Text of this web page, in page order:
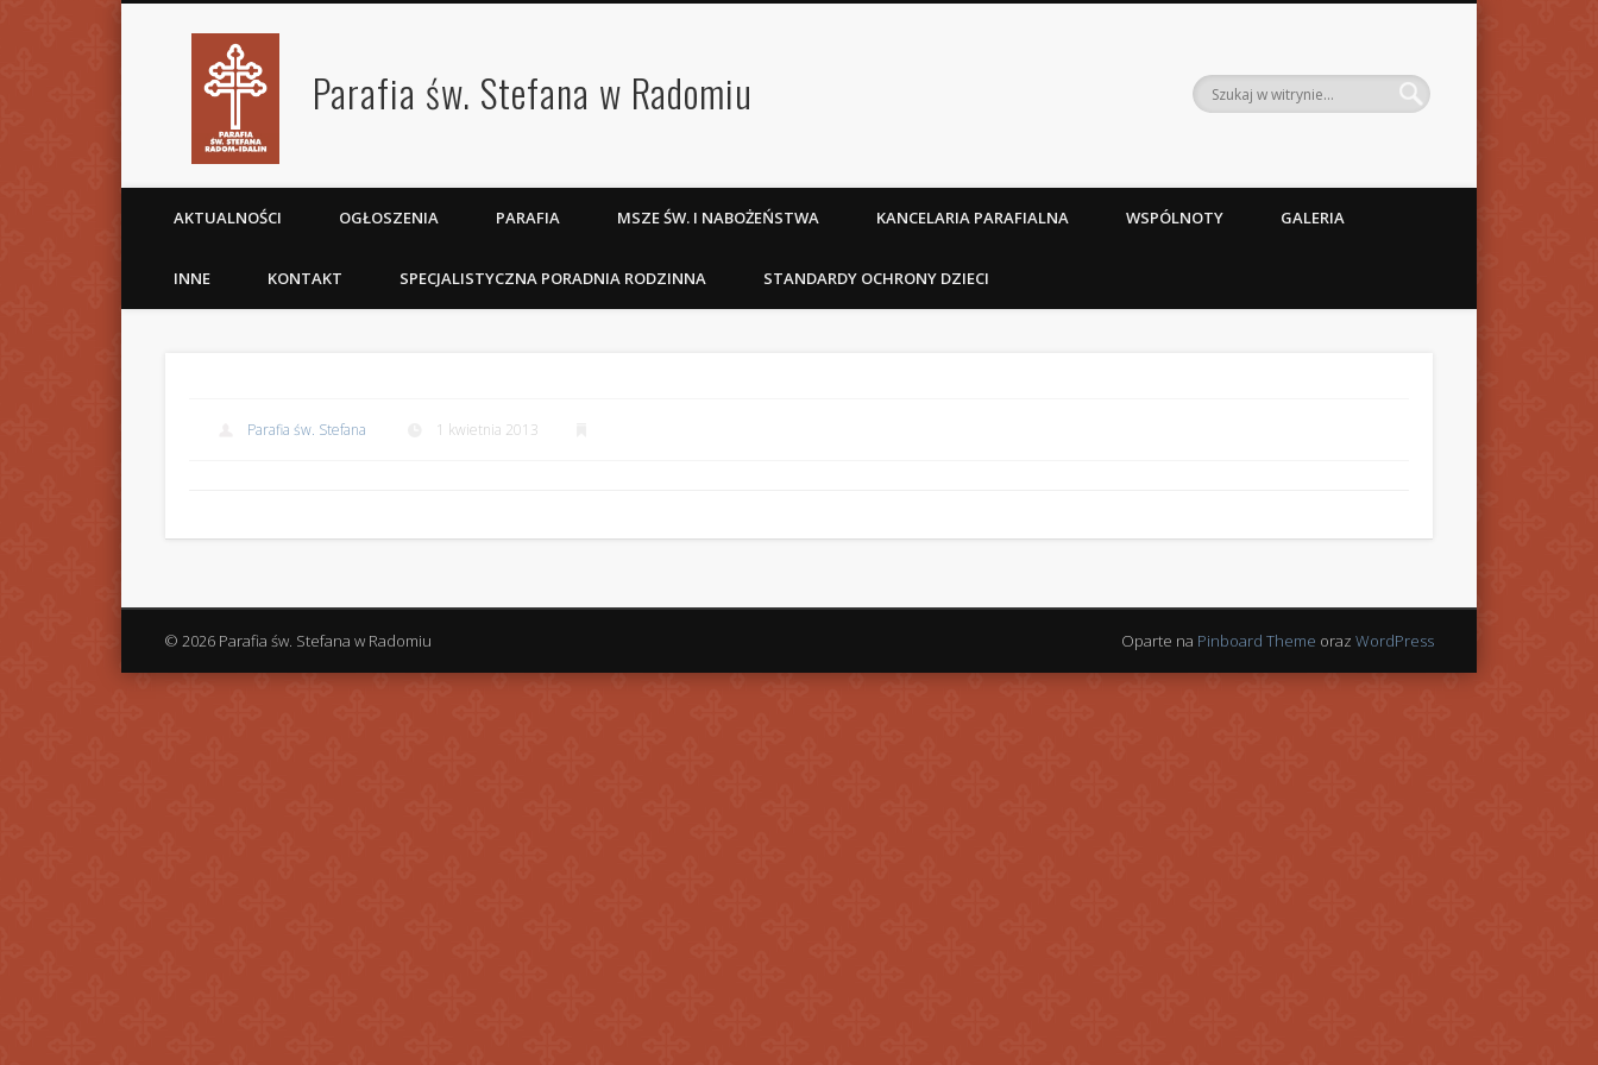
Parafia św. Stefana w Radomiu
AKTUALNOŚCI OGŁOSZENIA PARAFIA MSZE ŚW. I NABOŻEŃSTWA KANCELARIA PARAFIALNA WSPÓLNOTY GALERIA
INNE KONTAKT SPECJALISTYCZNA PORADNIA RODZINNA STANDARDY OCHRONY DZIECI
Parafia św. Stefana 1 kwietnia 2013
© 2026 Parafia św. Stefana w Radomiu Oparte na Pinboard Theme oraz WordPress